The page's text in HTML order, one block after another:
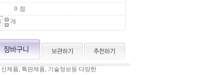
점
개
제품, 특판제품, 기술정보등 다양한